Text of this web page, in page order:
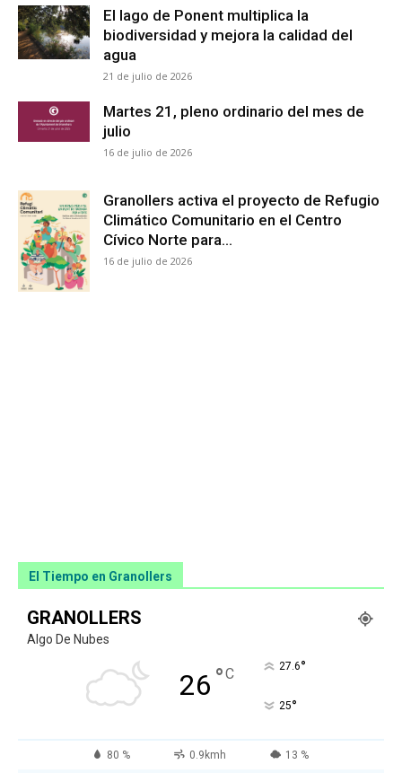
El lago de Ponent multiplica la
biodiversidad y mejora la calidad del
agua
21 de julio de 2026
Martes 21, pleno ordinario del mes de
julio
16 de julio de 2026
Granollers activa el proyecto de Refugio
Climático Comunitario en el Centro
Cívico Norte para...
16 de julio de 2026
El Tiempo en Granollers
GRANOLLERS
Algo De Nubes
26 °C 27.6°
25°
80 % 0.9kmh 13 %